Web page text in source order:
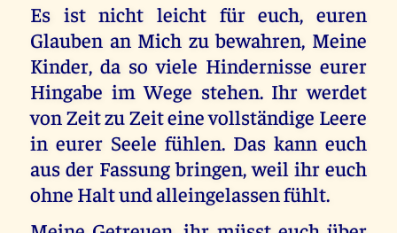
Es ist nicht leicht für euch, euren
Glauben an Mich zu bewahren, Meine
Kinder, da so viele Hindernisse eurer
Hingabe im Wege stehen. Ihr werdet
von Zeit zu Zeit eine vollständige Leere
in eurer Seele fühlen. Das kann euch
aus der Fassung bringen, weil ihr euch
ohne Halt und alleingelassen fühlt.